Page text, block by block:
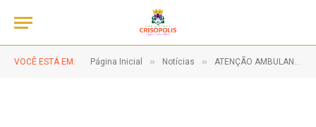
VOCÊ ESTÁ EM: Página Inicial » Notícias » ATENÇÃO AMBULANTES E FOLIÕES!